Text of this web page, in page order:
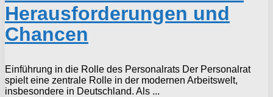
Herausforderungen und
Chancen
Einführung in die Rolle des Personalrats Der Personalrat
spielt eine zentrale Rolle in der modernen Arbeitswelt,
insbesondere in Deutschland. Als ...